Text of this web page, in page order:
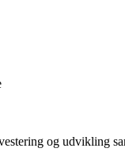
og udvikling